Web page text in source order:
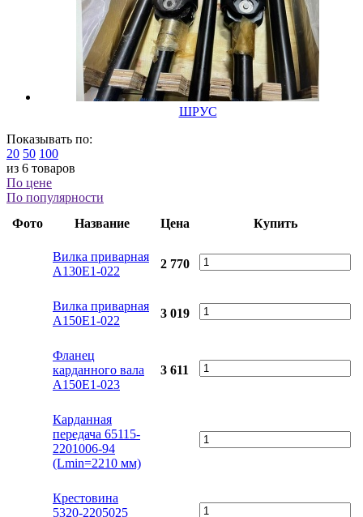
ШРУС
Показывать по:
20 50 100
из 6 товаров
По цене
По популярности
Фото
Название Цена Купить
Вилка приварная
А130Е1-022
2 770
Вилка приварная
А150Е1-022
3 019
Фланец
карданного вала
А150Е1-023
3 611
Карданная
передача 65115-
2201006-94
(Lmin=2210 мм)
Крестовина
5320-2205025